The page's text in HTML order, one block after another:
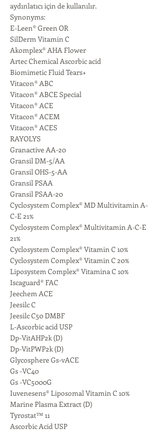
aydınlatıcı için de kullanılır.
Synonyms:
E-Leen® Green OR
SilDerm Vitamin C
Akomplex® AHA Flower
Artec Chemical Ascorbic acid
Biomimetic Fluid Tears+
Vitacon® ABC
Vitacon® ABCE Special
Vitacon® ACE
Vitacon® ACEM
Vitacon® ACES
RAYOLYS
Granactive AA-20
Gransil DM-5/AA
Gransil OHS-5-AA
Gransil PSAA
Gransil PSAA-20
Cyclosystem Complex® MD Multivitamin A-
C-E 21%
Cyclosystem Complex® Multivitamin A-C-E
21%
Cyclosystem Complex® Vitamin C 10%
Cyclosystem Complex® Vitamin C 20%
Liposystem Complex® Vitamina C 10%
Iscaguard® FAC
Jeechem ACE
Jeesilc C
Jeesilc C50 DMBF
L-Ascorbic acid USP
Dp-VitAHP2k (D)
Dp-VitPWP2k (D)
Glycosphere Gs-vACE
Gs -VC40
Gs -VC5000G
Iuvenesens® Liposomal Vitamin C 10%
Marine Plasma Extract (D)
Tyrostat™ 11
Ascorbic Acid USP